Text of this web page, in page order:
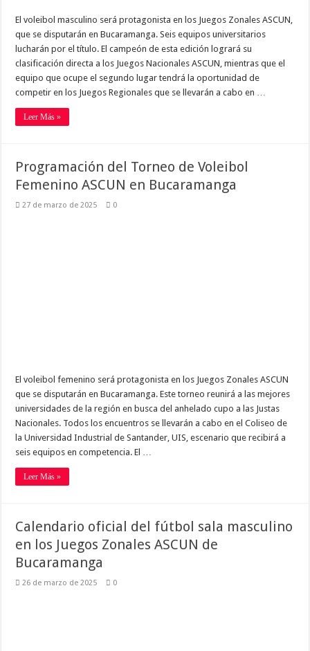
El voleibol masculino será protagonista en los Juegos Zonales ASCUN,
que se disputarán en Bucaramanga. Seis equipos universitarios
lucharán por el título. El campeón de esta edición logrará su
clasificación directa a los Juegos Nacionales ASCUN, mientras que el
equipo que ocupe el segundo lugar tendrá la oportunidad de
competir en los Juegos Regionales que se llevarán a cabo en …
Leer Más »
Programación del Torneo de Voleibol
Femenino ASCUN en Bucaramanga
27 de marzo de 2025 0
El voleibol femenino será protagonista en los Juegos Zonales ASCUN
que se disputarán en Bucaramanga. Este torneo reunirá a las mejores
universidades de la región en busca del anhelado cupo a las Justas
Nacionales. Todos los encuentros se llevarán a cabo en el Coliseo de
la Universidad Industrial de Santander, UIS, escenario que recibirá a
seis equipos en competencia. El …
Leer Más »
Calendario oficial del fútbol sala masculino
en los Juegos Zonales ASCUN de
Bucaramanga
26 de marzo de 2025 0